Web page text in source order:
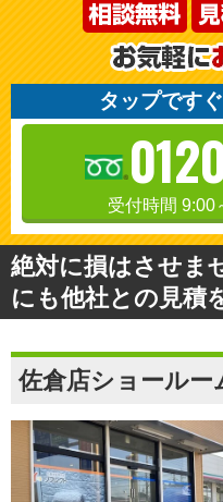
タップです
受付時間 9:00
絶対に損はさせま
にも他社との見積
佐倉店ショール